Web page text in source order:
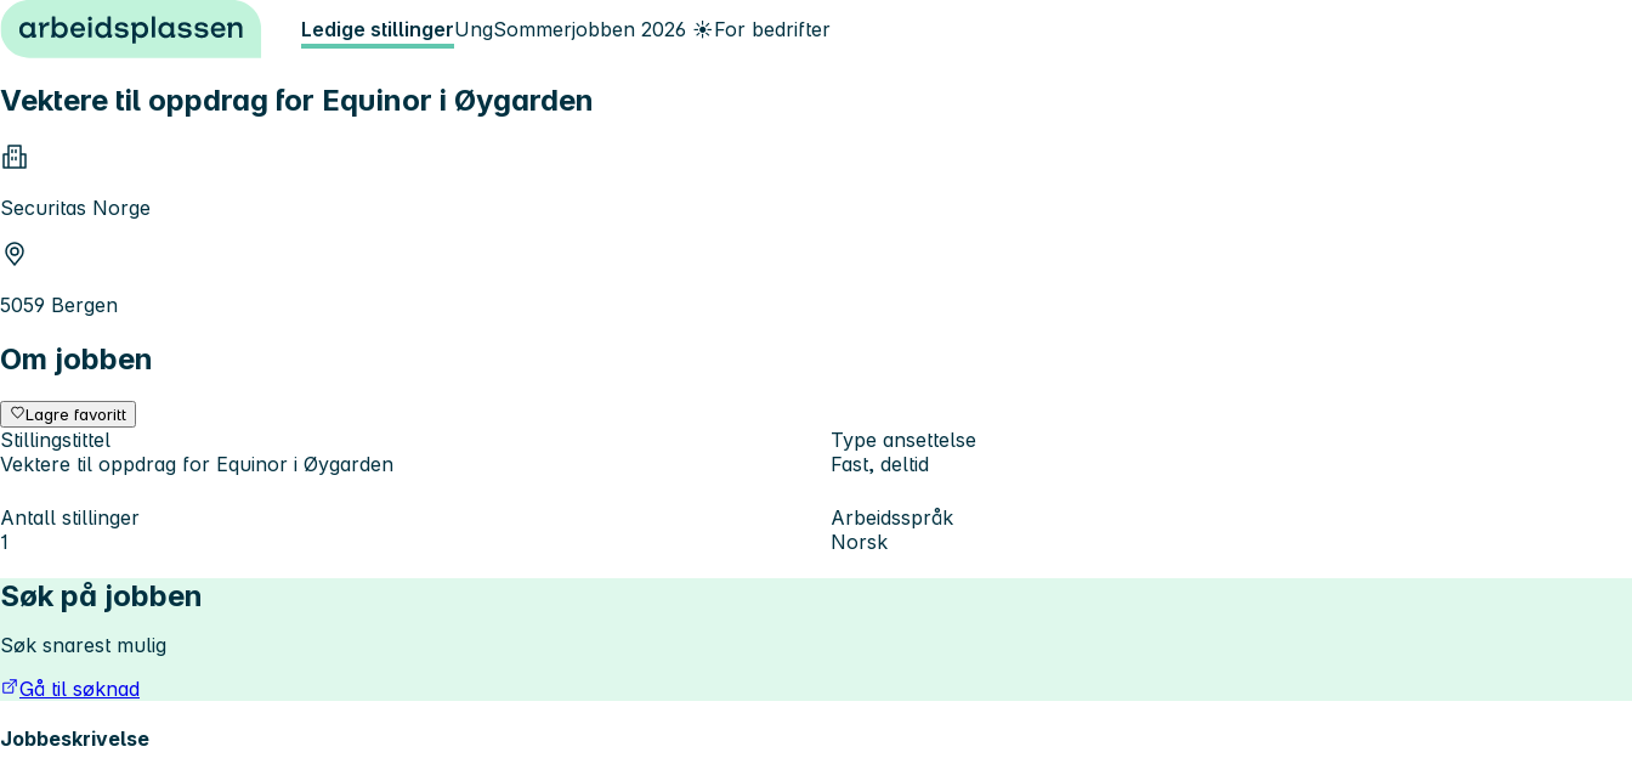
Hopp til innhold Ledige stillingerUngSommerjobben 2026 ☀️For bedrifter
Vektere til oppdrag for Equinor i Øygarden
Securitas Norge
5059 Bergen
Om jobben
Lagre favoritt
Stillingstittel
Vektere til oppdrag for Equinor i Øygarden
Type ansettelse
Fast, deltid
Antall stillinger
1
Arbeidsspråk
Norsk
Søk på jobben
Søk snarest mulig
Gå til søknad
Jobbeskrivelse